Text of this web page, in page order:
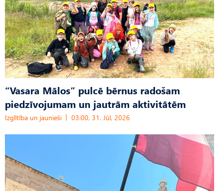
“Vasara Mālos” pulcē bērnus radošam
piedzīvojumam un jautrām aktivitātēm
Izglītība un jaunieši 03:00, 31. Jūl, 2026